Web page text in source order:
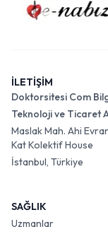
İLETİŞİM
Doktorsitesi Com
Teknoloji ve Ticaret
Maslak Mah. Ahi
Kat Kolektif House
İstanbul, Türkiye
SAĞLIK
Uzmanlar